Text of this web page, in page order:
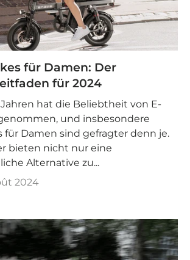
für Damen: Der
für 2024
hat die Beliebtheit von E-
und insbesondere
für Damen sind gefragter denn je.
bieten nicht nur eine
Alternative zu...
2024